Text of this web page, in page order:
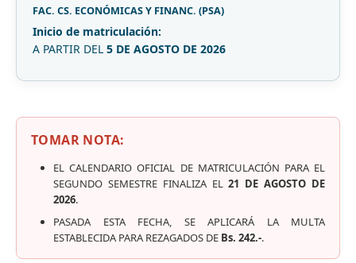
FAC. CS. ECONÓMICAS Y FINANC. (PSA)
Inicio de matriculación:
A PARTIR DEL 5 DE AGOSTO DE 2026
TOMAR NOTA:
EL CALENDARIO OFICIAL DE MATRICULACIÓN PARA EL
SEGUNDO SEMESTRE FINALIZA EL21 DE AGOSTO DE
2026.
PASADA ESTA FECHA, SE APLICARÁ LA MULTA
ESTABLECIDA PARA REZAGADOS DE Bs. 242.-.